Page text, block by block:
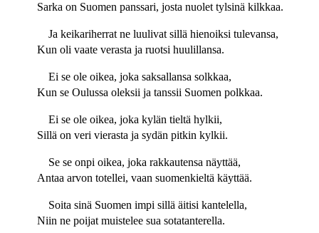
Sarka on Suomen panssari, josta nuolet tylsinä kilkkaa.
Ja keikariherrat ne luulivat sillä hienoiksi tulevansa,
Kun oli vaate verasta ja ruotsi huulillansa.
Ei se ole oikea, joka saksallansa solkkaa,
Kun se Oulussa oleksii ja tanssii Suomen polkkaa.
Ei se ole oikea, joka kylän tieltä hylkii,
Sillä on veri vierasta ja sydän pitkin kylkii.
Se se onpi oikea, joka rakkautensa näyttää,
Antaa arvon totellei, vaan suomenkieltä käyttää.
Soita sinä Suomen impi sillä äitisi kantelella,
Niin ne poijat muistelee sua sotatanterella.